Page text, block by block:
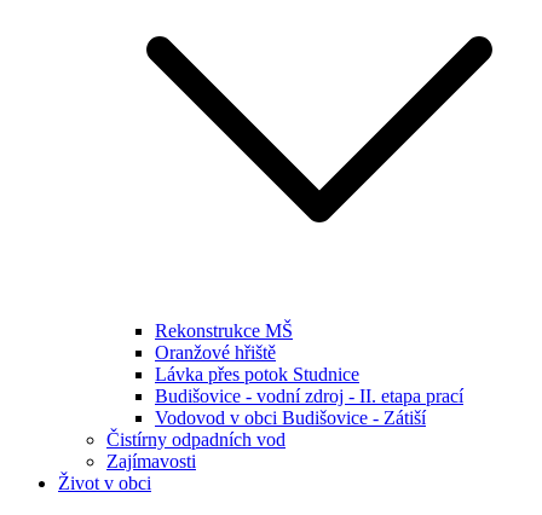
Rekonstrukce MŠ
Oranžové hřiště
Lávka přes potok Studnice
Budišovice - vodní zdroj - II. etapa prací
Vodovod v obci Budišovice - Zátiší
Čistírny odpadních vod
Zajímavosti
Život v obci